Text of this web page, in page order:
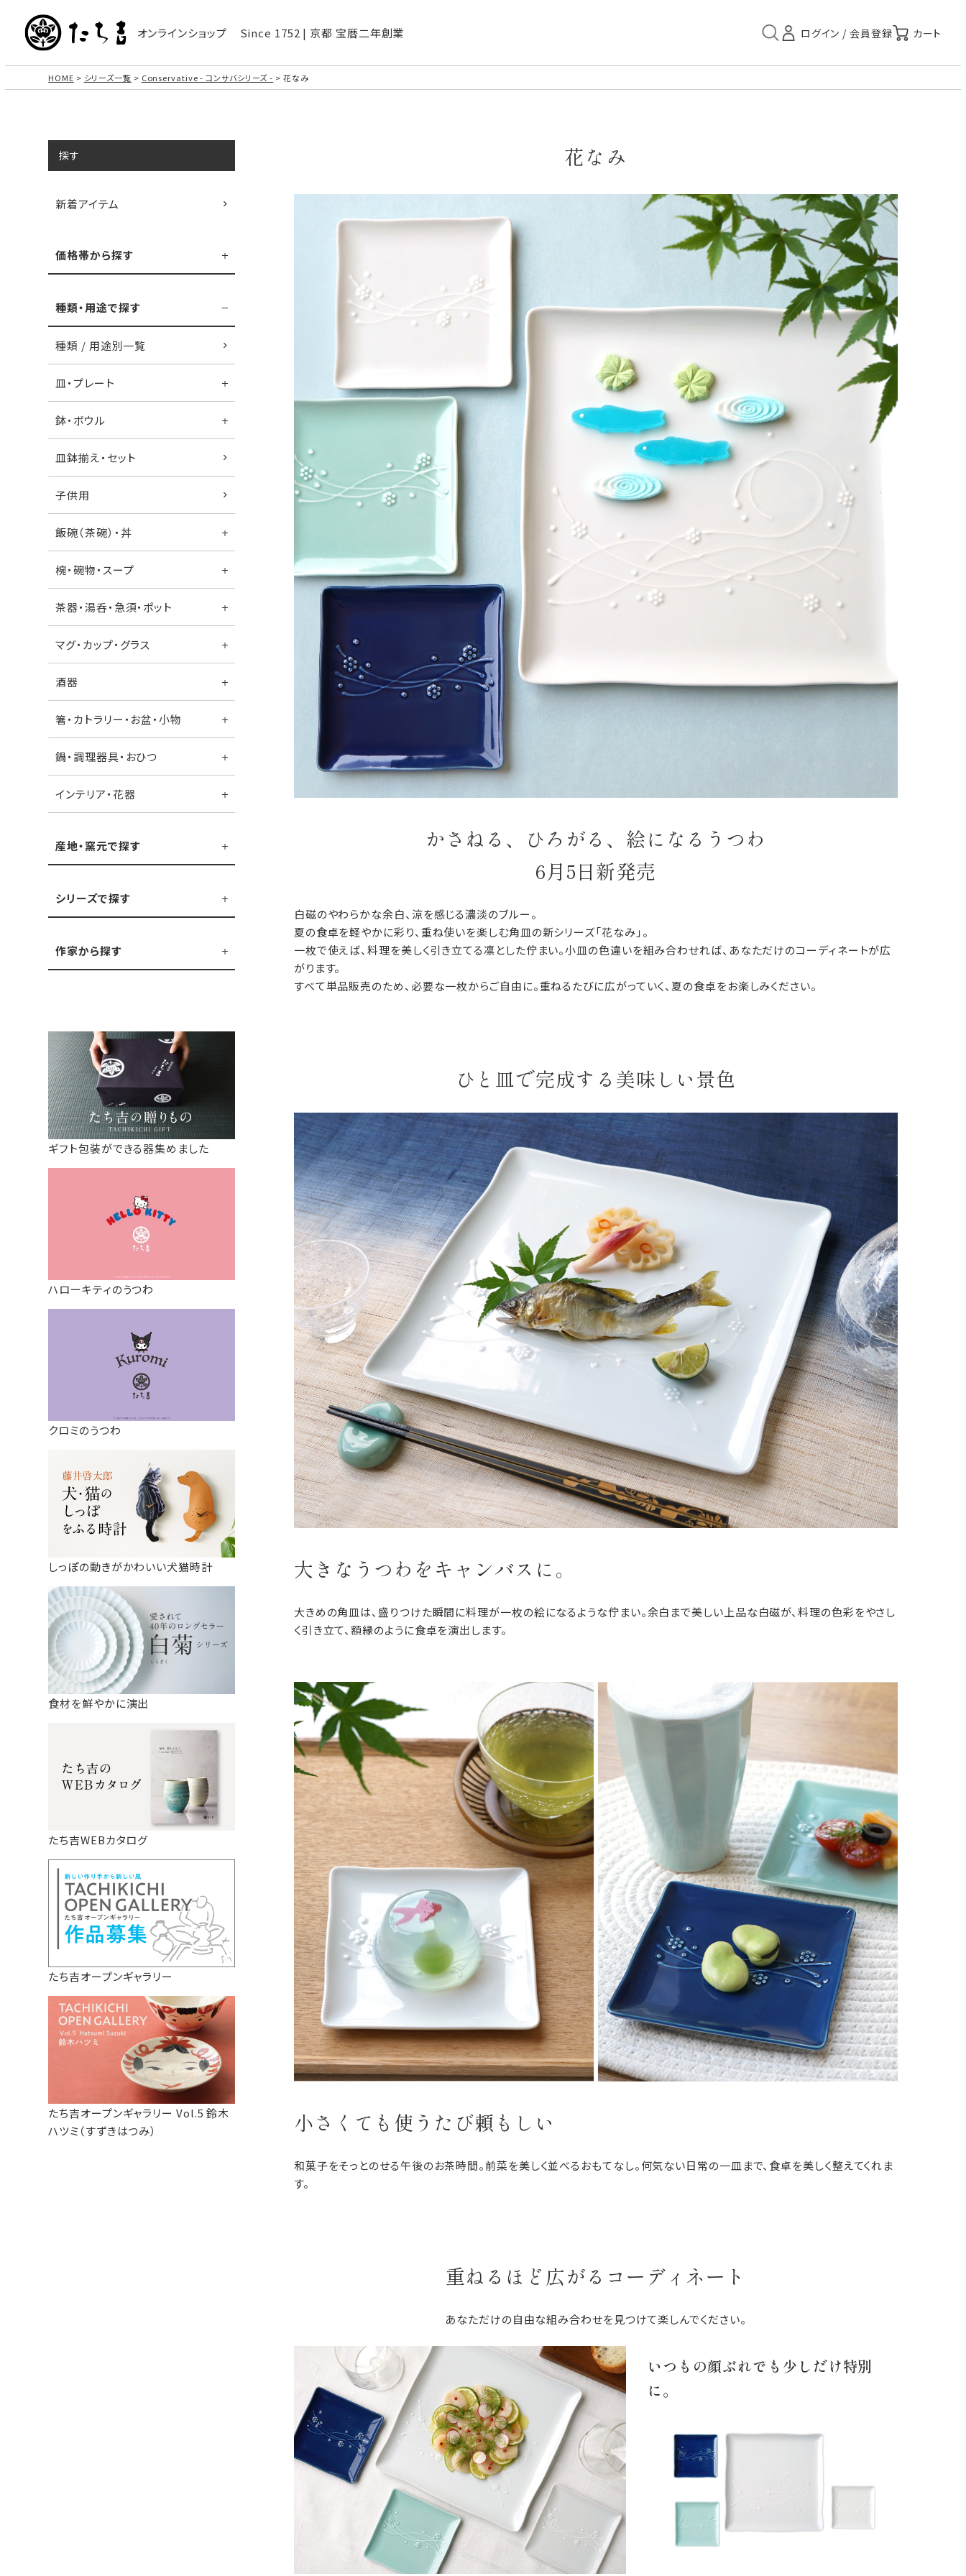
オンラインショップ Since 1752 | 京都 宝暦二年創業
HOME シリーズ一覧 Conservative - コンサバシリーズ - 花なみ
探す
新着アイテム
価格帯から探す
種類・用途で探す
種類 / 用途別一覧
皿・プレート
鉢・ボウル
皿鉢揃え・セット
子供用
飯碗（茶碗）・丼
椀・碗物・スープ
茶器・湯呑・急須・ポット
マグ・カップ・グラス
酒器
箸・カトラリー・お盆・小物
鍋・調理器具・おひつ
インテリア・花器
産地・窯元で探す
シリーズで探す
作家から探す
ギフト包装ができる器集めました
ハローキティのうつわ
クロミのうつわ
しっぽの動きがかわいい犬猫時計
食材を鮮やかに演出
たち吉WEBカタログ
たち吉オープンギャラリー
たち吉オープンギャラリー Vol.5 鈴木
ハツミ（すずきはつみ）
花なみ
かさねる、ひろがる、絵になるうつわ
6月5日新発売
白磁のやわらかな余白、涼を感じる濃淡のブルー。
夏の食卓を軽やかに彩り、重ね使いを楽しむ角皿の新シリーズ「花なみ」。
一枚で使えば、料理を美しく引き立てる凛とした佇まい。小皿の色違いを組み合わせれば、あなただけのコーディネートが広
がります。
すべて単品販売のため、必要な一枚からご自由に。重ねるたびに広がっていく、夏の食卓をお楽しみください。
ひと皿で完成する美味しい景色
大きなうつわをキャンバスに。
大きめの角皿は、盛りつけた瞬間に料理が一枚の絵になるような佇まい。余白まで美しい上品な白磁が、料理の色彩をやさし
く引き立て、額縁のように食卓を演出します。
小さくても使うたび頼もしい
和菓子をそっとのせる午後のお茶時間。前菜を美しく並べるおもてなし。何気ない日常の一皿まで、食卓を美しく整えてくれま
す。
重ねるほど広がるコーディネート
あなただけの自由な組み合わせを見つけて楽しんでください。
いつもの顔ぶれでも少しだけ特別
に。